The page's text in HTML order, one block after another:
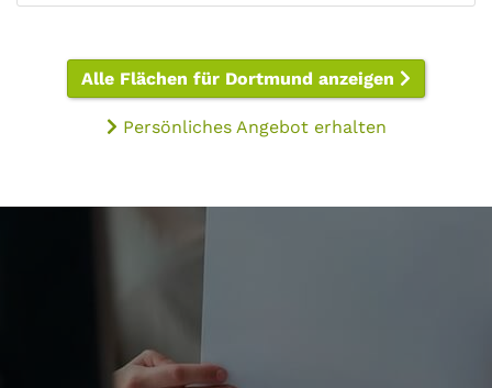
Alle Flächen für Dortmund anzeigen
Persönliches Angebot erhalten